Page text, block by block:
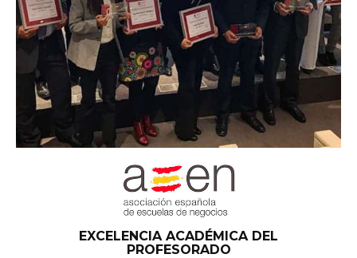
EXCELENCIA ACADÉMICA DEL
PROFESORADO